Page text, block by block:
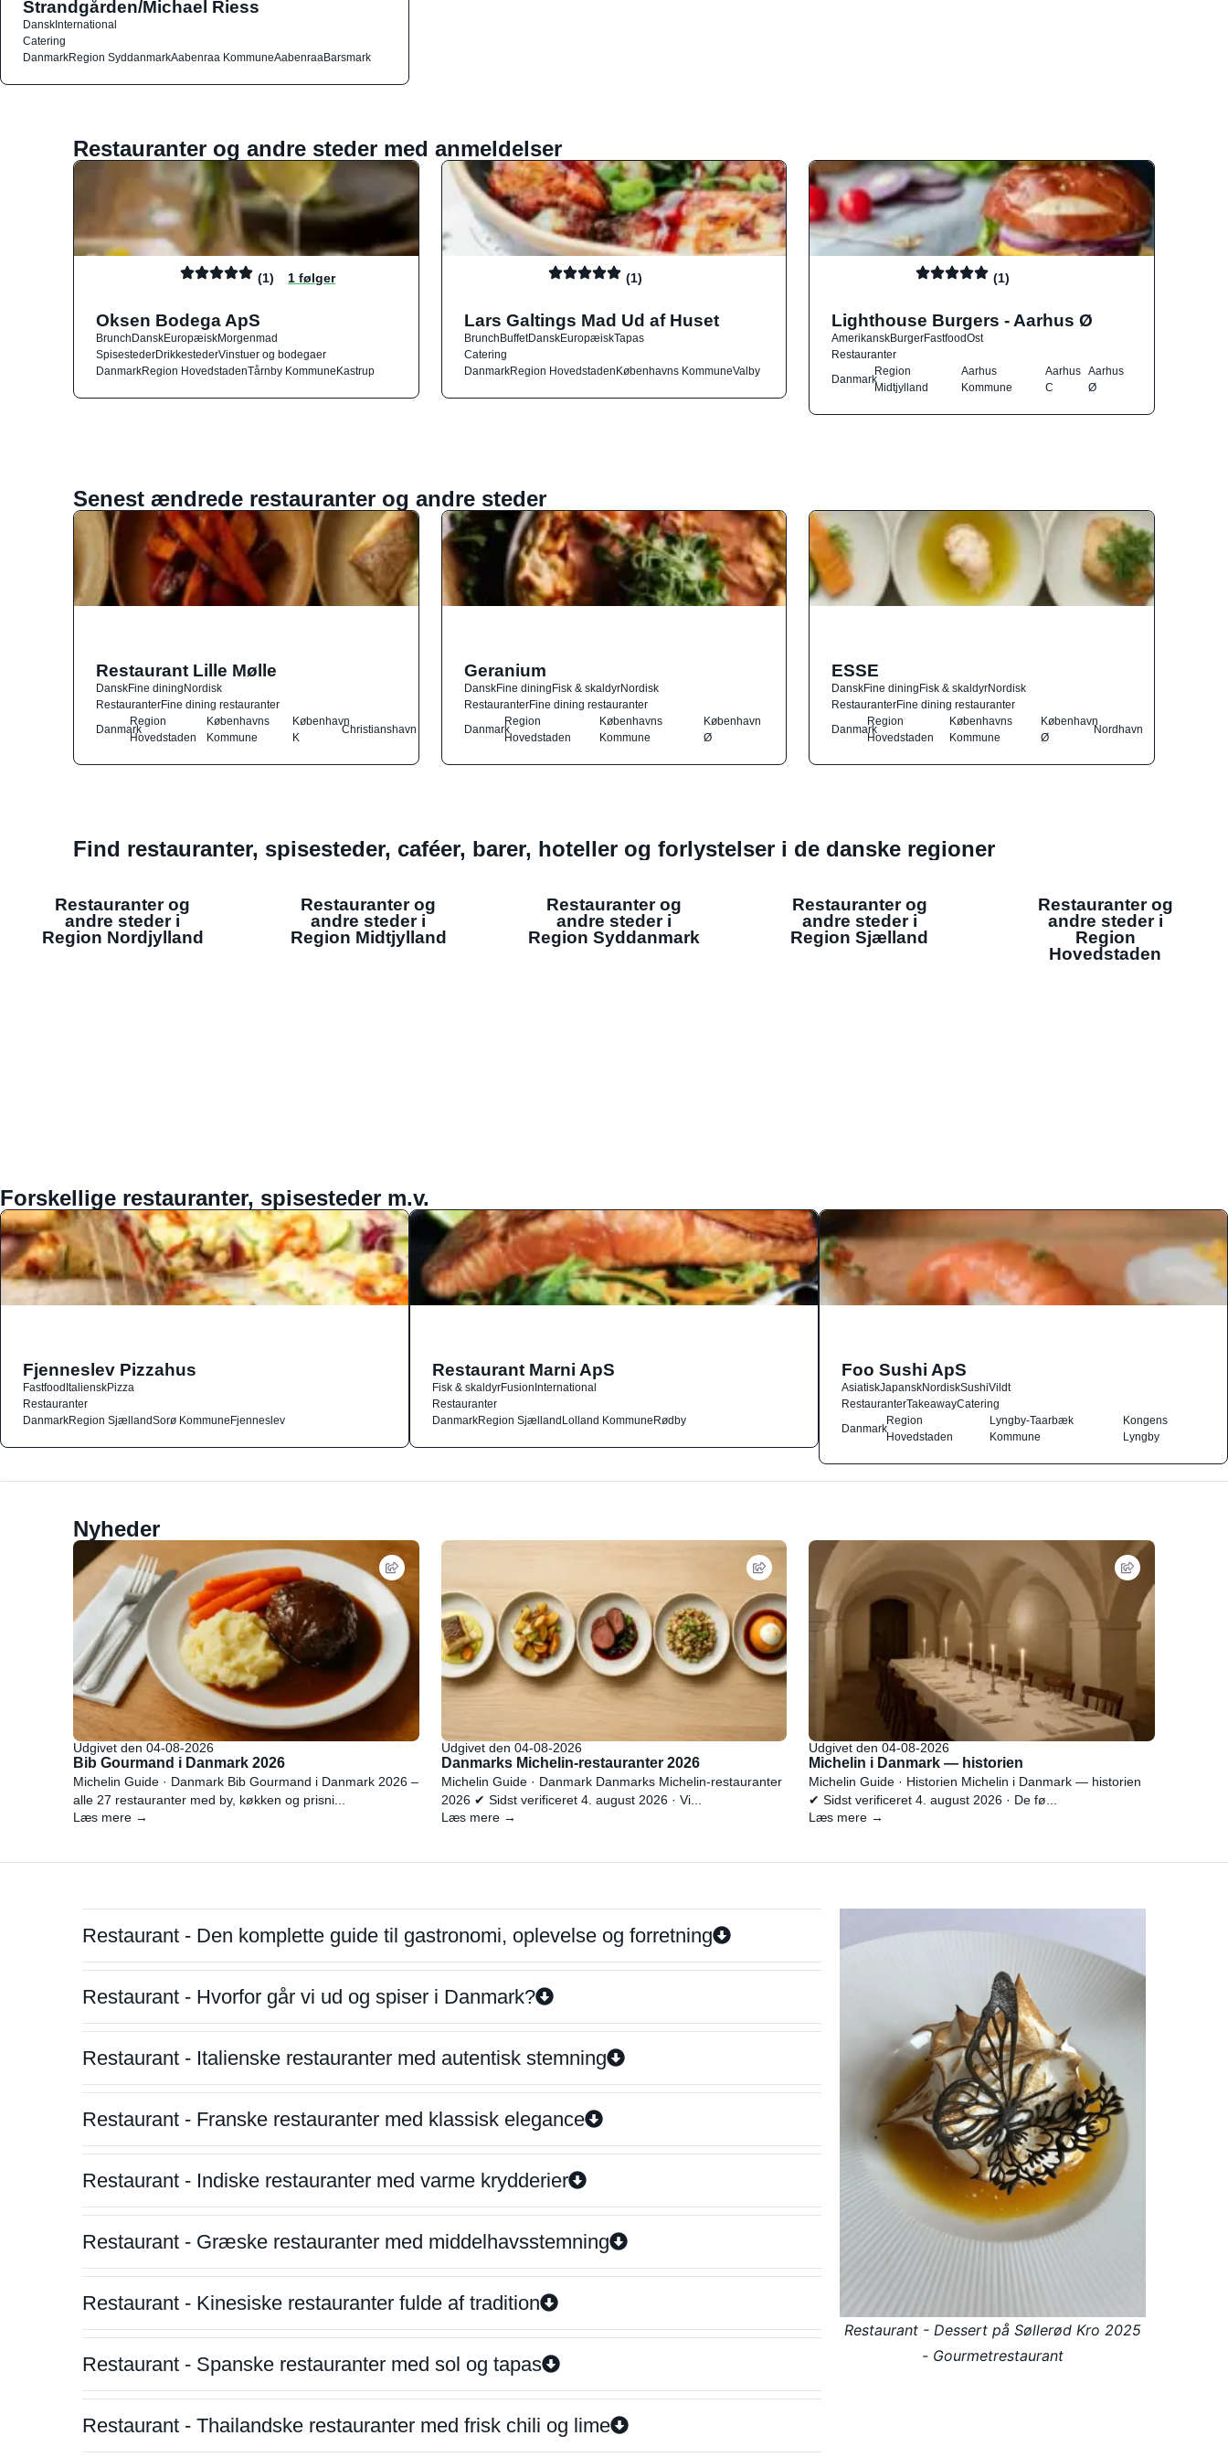
Strandgården/Michael Riess
DanskInternational
Catering
DanmarkRegion SyddanmarkAabenraa KommuneAabenraaBarsmark
Restauranter og andre steder med anmeldelser
(1) 1 følger
Oksen Bodega ApS
BrunchDanskEuropæiskMorgenmad
SpisestederDrikkestederVinstuer og bodegaer
DanmarkRegion HovedstadenTårnby KommuneKastrup
(1)
Lars Galtings Mad Ud af Huset
BrunchBuffetDanskEuropæiskTapas
Catering
DanmarkRegion HovedstadenKøbenhavns KommuneValby
(1)
Lighthouse Burgers - Aarhus Ø
AmerikanskBurgerFastfoodOst
Restauranter
Danmark
Region
Midtjylland
Aarhus
Kommune
Aarhus
C
Aarhus
Ø
Senest ændrede restauranter og andre steder
Restaurant Lille Mølle
DanskFine diningNordisk
RestauranterFine dining restauranter
Danmark
Region
Hovedstaden
Københavns
Kommune
København
K
Christianshavn
Geranium
DanskFine diningFisk & skaldyrNordisk
RestauranterFine dining restauranter
Danmark
Region
Hovedstaden
Københavns
Kommune
København
Ø
ESSE
DanskFine diningFisk & skaldyrNordisk
RestauranterFine dining restauranter
Danmark
Region
Hovedstaden
Københavns
Kommune
København
Ø
Nordhavn
Find restauranter, spisesteder, caféer, barer, hoteller og forlystelser i de danske regioner
Restauranter og
andre steder i
Region Nordjylland
Restauranter og
andre steder i
Region Midtjylland
Restauranter og
andre steder i
Region Syddanmark
Restauranter og
andre steder i
Region Sjælland
Restauranter og
andre steder i
Region
Hovedstaden
Forskellige restauranter, spisesteder m.v.
Fjenneslev Pizzahus
FastfoodItalienskPizza
Restauranter
DanmarkRegion SjællandSorø KommuneFjenneslev
Restaurant Marni ApS
Fisk & skaldyrFusionInternational
Restauranter
DanmarkRegion SjællandLolland KommuneRødby
Foo Sushi ApS
AsiatiskJapanskNordiskSushiVildt
RestauranterTakeawayCatering
Danmark
Region
Hovedstaden
Lyngby-Taarbæk
Kommune
Kongens
Lyngby
Nyheder
Udgivet den 04-08-2026
Bib Gourmand i Danmark 2026
Michelin Guide · Danmark Bib Gourmand i Danmark 2026 –
alle 27 restauranter med by, køkken og prisni...
Læs mere →
Udgivet den 04-08-2026
Danmarks Michelin-restauranter 2026
Michelin Guide · Danmark Danmarks Michelin-restauranter
2026 ✔ Sidst verificeret 4. august 2026 · Vi...
Læs mere →
Udgivet den 04-08-2026
Michelin i Danmark — historien
Michelin Guide · Historien Michelin i Danmark — historien
✔ Sidst verificeret 4. august 2026 · De fø...
Læs mere →
Restaurant - Den komplette guide til gastronomi, oplevelse og forretning
Restaurant - Hvorfor går vi ud og spiser i Danmark?
Restaurant - Italienske restauranter med autentisk stemning
Restaurant - Franske restauranter med klassisk elegance
Restaurant - Indiske restauranter med varme krydderier
Restaurant - Græske restauranter med middelhavsstemning
Restaurant - Kinesiske restauranter fulde af tradition
Restaurant - Spanske restauranter med sol og tapas
Restaurant - Thailandske restauranter med frisk chili og lime
Restaurant - Dessert på Søllerød Kro 2025
- Gourmetrestaurant